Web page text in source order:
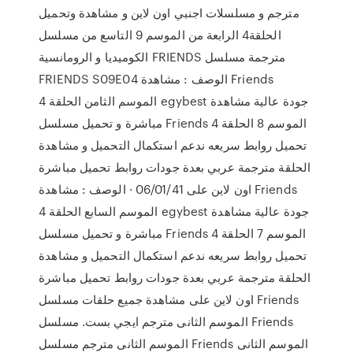
مترجم و مسلسلات اجنبي اون لاين و مشاهدة وتحميل
الحلقة4 الرابعة من الموسم 9 التاسع من مسلسل
الكوميديا و الرومانسية FRIENDS مترجمة مسلسل
FRIENDS S09E04 الوصف : مشاهدة Friends
الموسم الثامن الحلقة 4 egybest جودة عالية مشاهدة
مباشرة و تحميل مسلسل Friends الموسم 8 الحلقة 4
تحميل روابط سريعه ندعم استكمال التحميل و مشاهدة
الحلقة مترجمة عربي بعدة جودات روابط تحميل مباشرة
اون لاين على 06/01/41 · الوصف : مشاهدة Friends
الموسم السابع الحلقة 4 egybest جودة عالية مشاهدة
مباشرة و تحميل مسلسل Friends الموسم 7 الحلقة 4
تحميل روابط سريعه ندعم استكمال التحميل و مشاهدة
الحلقة مترجمة عربي بعدة جودات روابط تحميل مباشرة
اون لاين على مشاهدة جميع حلقات مسلسل Friends
الموسم الثانى مترجم ايجي بست. مسلسل Friends
الموسم الثانى مترجم مسلسل Friends الموسم الثانى